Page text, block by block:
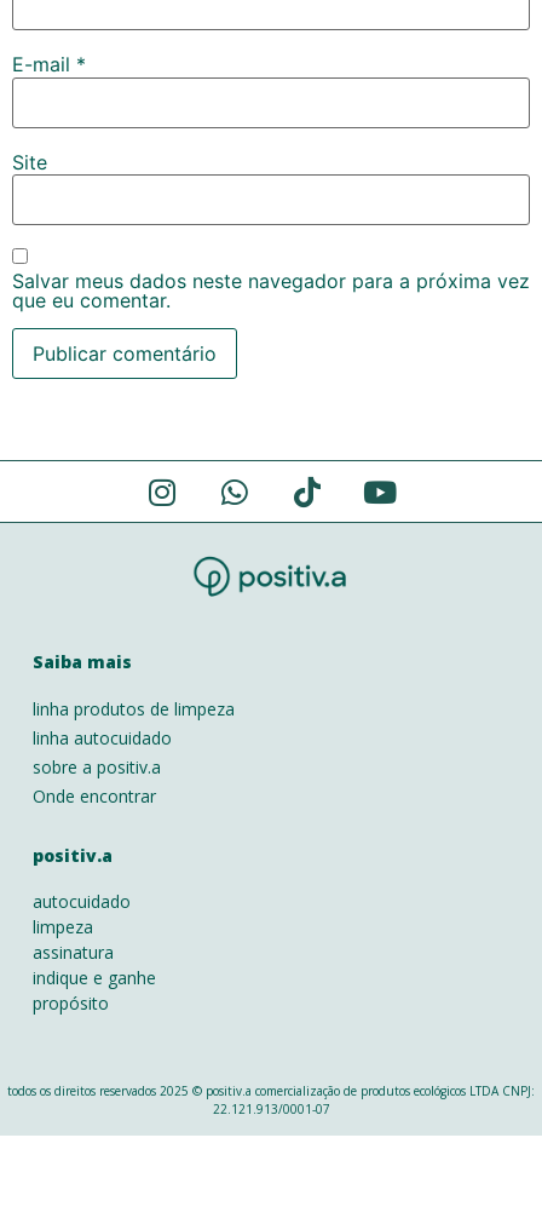
E-mail *
Site
Salvar meus dados neste navegador para a próxima vez
que eu comentar.
Alternative:
Saiba mais
linha produtos de limpeza
linha autocuidado
sobre a positiv.a
Onde encontrar
positiv.a
autocuidado
limpeza
assinatura
indique e ganhe
propósito
todos os direitos reservados 2025 © positiv.a comercialização de produtos ecológicos LTDA CNPJ:
22.121.913/0001-07